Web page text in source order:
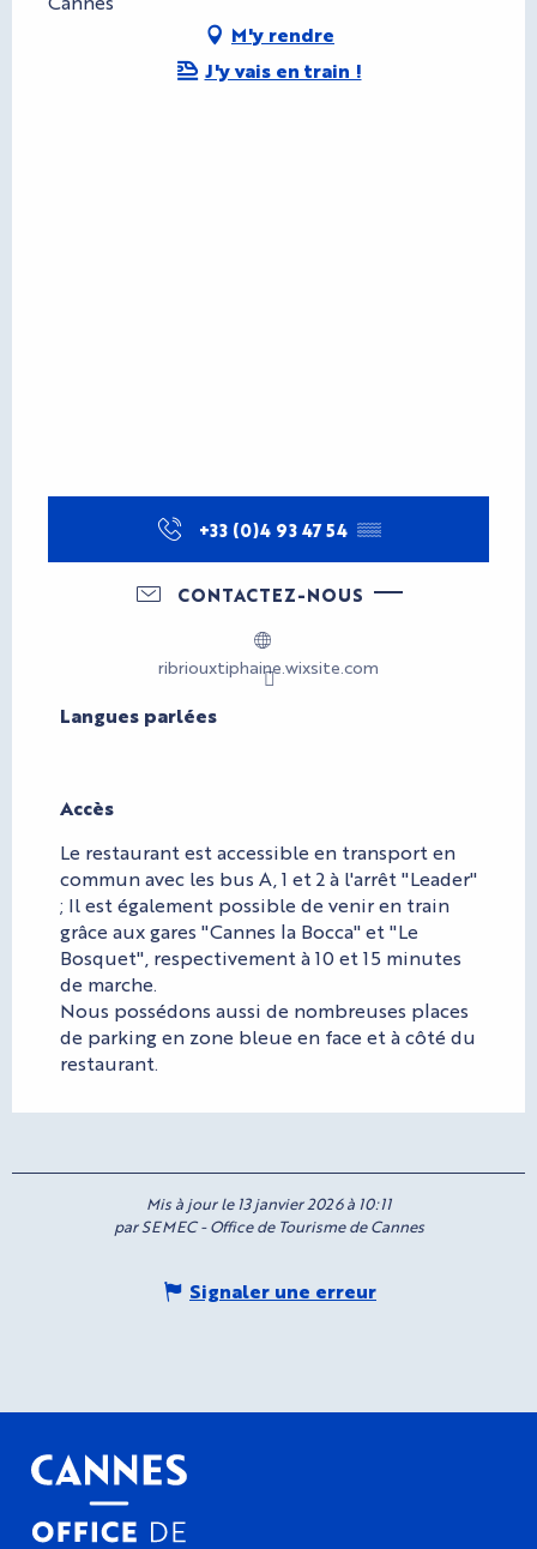
M'y rendre
J'y vais en train !
+33 (0)4 93 47 54 ▒▒
CONTACTEZ-NOUS
ribriouxtiphaine.wixsite.com
Langues parlées
Langues parlées
Accès
Accès
Le restaurant est accessible en transport en
commun avec les bus A, 1 et 2 à l'arrêt "Leader"
; Il est également possible de venir en train
grâce aux gares "Cannes la Bocca" et "Le
Bosquet", respectivement à 10 et 15 minutes
de marche.
Nous possédons aussi de nombreuses places
de parking en zone bleue en face et à côté du
restaurant.
Mis à jour le 13 janvier 2026 à 10:11
par SEMEC - Office de Tourisme de Cannes
Signaler une erreur